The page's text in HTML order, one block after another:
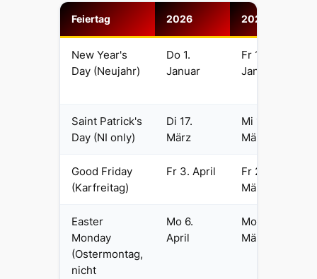
Feiertag 2026 2027
New Year's
Day (Neujahr)
Do 1.
Januar
Fr 1.
Januar
Saint Patrick's
Day (NI only)
Di 17.
März
Mi 17.
März
Good Friday
(Karfreitag)
Fr 3. April
Fr 26.
März
Easter
Monday
(Ostermontag,
nicht
Mo 6.
April
Mo 29.
März